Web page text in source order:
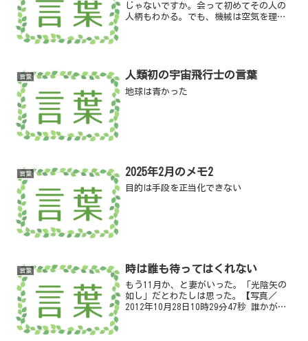
じゃないですか。会って初めてその人の
人柄もわかる。でも、機械は空気を理解
言葉 人類初の宇宙飛行士の言葉
地球は青かった
言葉 2025年2月のメモ2
目的は手段を正当化できない
言葉 時は誰も待ってはくれない
もう11月か、と妻がいった。「光陰矢の
如し」だとわたしは思った。【写真／
2012年10月28日10時29分47秒 誰かが砂